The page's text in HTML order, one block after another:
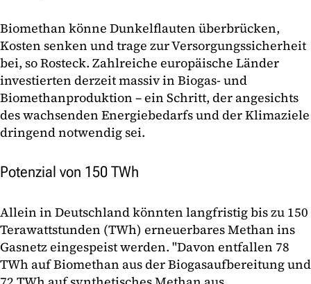
Biomethan könne Dunkelflauten überbrücken,
Kosten senken und trage zur Versorgungssicherheit
bei, so Rosteck. Zahlreiche europäische Länder
investierten derzeit massiv in Biogas- und
Biomethanproduktion – ein Schritt, der angesichts
des wachsenden Energiebedarfs und der Klimaziele
dringend notwendig sei.
Potenzial von 150 TWh
Allein in Deutschland könnten langfristig bis zu 150
Terawattstunden (TWh) erneuerbares Methan ins
Gasnetz eingespeist werden. "Davon entfallen 78
TWh auf Biomethan aus der Biogasaufbereitung und